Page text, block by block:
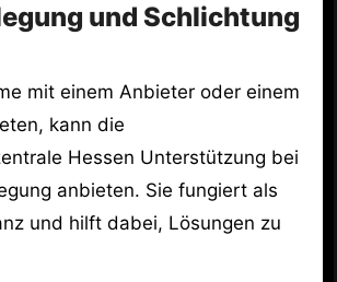
und Schlichtung
mit einem Anbieter oder einem
kann die
Hessen Unterstützung bei
anbieten. Sie fungiert als
und hilft dabei, Lösungen zu